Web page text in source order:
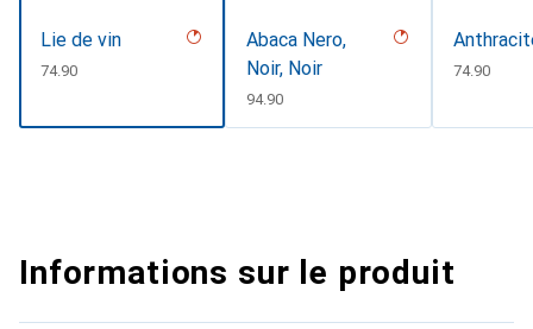
Lie de vin
CHF
74.90
Abaca Nero,
Noir, Noir
CHF
94.90
CHF
74.90
Informations sur le produit